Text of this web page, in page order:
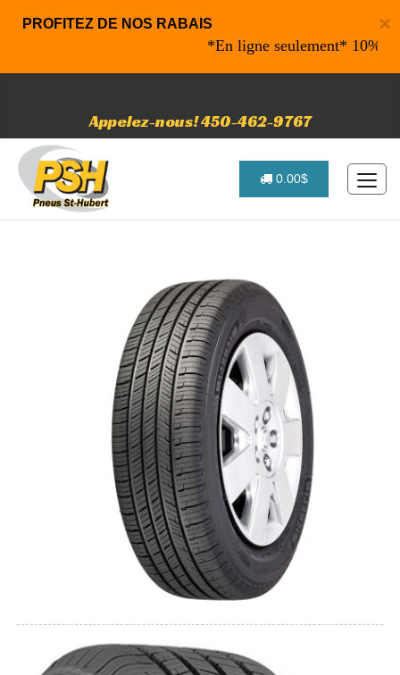
×
PROFITEZ DE NOS RABAIS
*En ligne seulement* 10% de
Appelez-nous! 450-462-9767
0.00$